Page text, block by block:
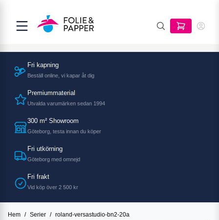
Fri kapning
Beställ online, vi kapar åt dig
Premiummaterial
Utvalda varumärken sedan 1994
300 m² Showroom
Göteborg, testa innan du köper
Fri utkörning
Göteborg med omnejd
Fri frakt
Vid köp över 2 500 kr
Hem / Serier / roland-versastudio-bn2-20a